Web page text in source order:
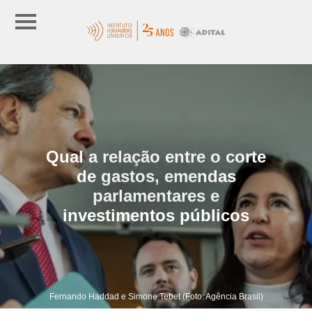
Qual a relação entre o corte
de gastos, emendas
parlamentares e
investimentos públicos
Fernando Haddad e Simone Tebet (Foto: Agência Brasil)